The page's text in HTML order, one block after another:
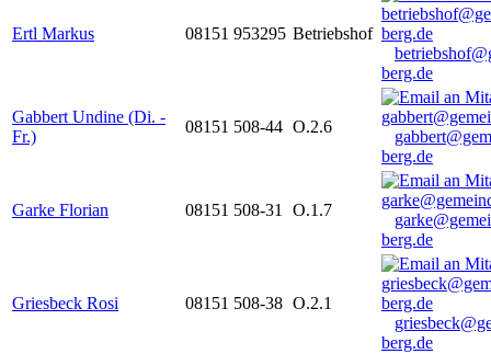
Ertl Markus 08151 953295 Betriebshof
berg.de
Gabbert Undine (Di. -
Fr.)
08151 508-44 O.2.6
berg.de
Garke Florian 08151 508-31 O.1.7
berg.de
Griesbeck Rosi 08151 508-38 O.2.1
berg.de